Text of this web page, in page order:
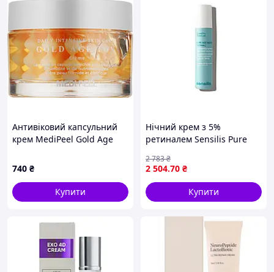
Антивіковий капсульний
крем MediPeel Gold Age
740 ₴
Купити
Нічний крем з 5%
ретиналем Sensilis Pure
мл
2 504.70 ₴
2 783₴
Купити